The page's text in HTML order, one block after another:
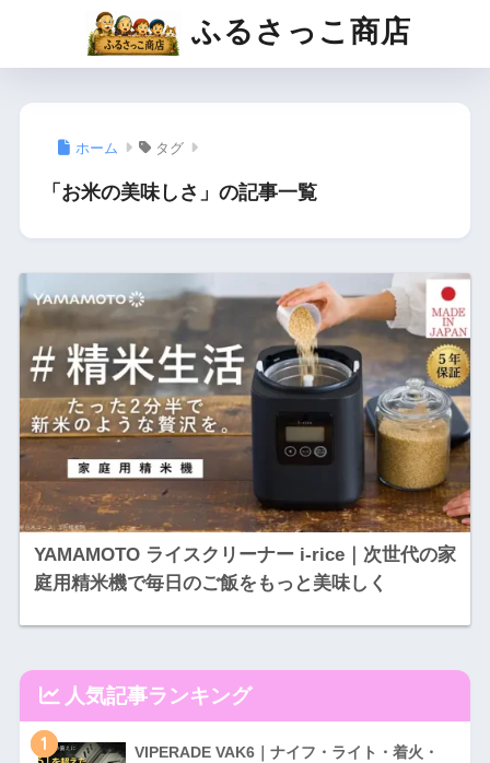
ふるさっこ商店
ホーム タグ
「お米の美味しさ」の記事一覧
YAMAMOTO ライスクリーナー i-rice｜次世代の家
庭用精米機で毎日のご飯をもっと美味しく
人気記事ランキング
1
VIPERADE VAK6｜ナイフ・ライト・着火・